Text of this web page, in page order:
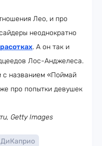
Лео, и про
неоднократно
. А он так и
Лос-Анджелеса.
с названием «Поймай
про попытки девушек
Getty Images